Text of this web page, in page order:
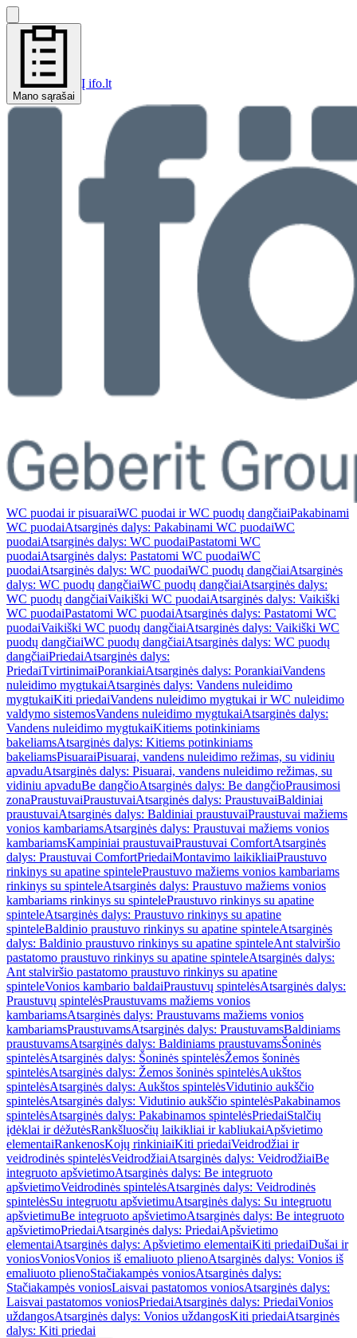
Mano sąrašai
Į ifo.lt
WC puodai ir pisuaraiWC puodai ir WC puodų dangčiaiPakabinami
WC puodaiAtsarginės dalys: Pakabinami WC puodaiWC
puodaiAtsarginės dalys: WC puodaiPastatomi WC
puodaiAtsarginės dalys: Pastatomi WC puodaiWC
puodaiAtsarginės dalys: WC puodaiWC puodų dangčiaiAtsarginės
dalys: WC puodų dangčiaiWC puodų dangčiaiAtsarginės dalys:
WC puodų dangčiaiVaikiški WC puodaiAtsarginės dalys: Vaikiški
WC puodaiPastatomi WC puodaiAtsarginės dalys: Pastatomi WC
puodaiVaikiški WC puodų dangčiaiAtsarginės dalys: Vaikiški WC
puodų dangčiaiWC puodų dangčiaiAtsarginės dalys: WC puodų
dangčiaiPriedaiAtsarginės dalys:
PriedaiTvirtinimaiPorankiaiAtsarginės dalys: PorankiaiVandens
nuleidimo mygtukaiAtsarginės dalys: Vandens nuleidimo
mygtukaiKiti priedaiVandens nuleidimo mygtukai ir WC nuleidimo
valdymo sistemosVandens nuleidimo mygtukaiAtsarginės dalys:
Vandens nuleidimo mygtukaiKitiems potinkiniams
bakeliamsAtsarginės dalys: Kitiems potinkiniams
bakeliamsPisuaraiPisuarai, vandens nuleidimo režimas, su vidiniu
apvaduAtsarginės dalys: Pisuarai, vandens nuleidimo režimas, su
vidiniu apvaduBe dangčioAtsarginės dalys: Be dangčioPrausimosi
zonaPraustuvaiPraustuvaiAtsarginės dalys: PraustuvaiBaldiniai
praustuvaiAtsarginės dalys: Baldiniai praustuvaiPraustuvai mažiems
vonios kambariamsAtsarginės dalys: Praustuvai mažiems vonios
kambariamsKampiniai praustuvaiPraustuvai ComfortAtsarginės
dalys: Praustuvai ComfortPriedaiMontavimo laikikliaiPraustuvo
rinkinys su apatine spintelePraustuvo mažiems vonios kambariams
rinkinys su spinteleAtsarginės dalys: Praustuvo mažiems vonios
kambariams rinkinys su spintelePraustuvo rinkinys su apatine
spinteleAtsarginės dalys: Praustuvo rinkinys su apatine
spinteleBaldinio praustuvo rinkinys su apatine spinteleAtsarginės
dalys: Baldinio praustuvo rinkinys su apatine spinteleAnt stalviršio
pastatomo praustuvo rinkinys su apatine spinteleAtsarginės dalys:
Ant stalviršio pastatomo praustuvo rinkinys su apatine
spinteleVonios kambario baldaiPraustuvų spintelėsAtsarginės dalys:
Praustuvų spintelėsPraustuvams mažiems vonios
kambariamsAtsarginės dalys: Praustuvams mažiems vonios
kambariamsPraustuvamsAtsarginės dalys: PraustuvamsBaldiniams
praustuvamsAtsarginės dalys: Baldiniams praustuvamsŠoninės
spintelėsAtsarginės dalys: Šoninės spintelėsŽemos šoninės
spintelėsAtsarginės dalys: Žemos šoninės spintelėsAukštos
spintelėsAtsarginės dalys: Aukštos spintelėsVidutinio aukščio
spintelėsAtsarginės dalys: Vidutinio aukščio spintelėsPakabinamos
spintelėsAtsarginės dalys: Pakabinamos spintelėsPriedaiStalčių
įdėklai ir dėžutėsRankšluosčių laikikliai ir kabliukaiApšvietimo
elementaiRankenosKojų rinkiniaiKiti priedaiVeidrodžiai ir
veidrodinės spintelėsVeidrodžiaiAtsarginės dalys: VeidrodžiaiBe
integruoto apšvietimoAtsarginės dalys: Be integruoto
apšvietimoVeidrodinės spintelėsAtsarginės dalys: Veidrodinės
spintelėsSu integruotu apšvietimuAtsarginės dalys: Su integruotu
apšvietimuBe integruoto apšvietimoAtsarginės dalys: Be integruoto
apšvietimoPriedaiAtsarginės dalys: PriedaiApšvietimo
elementaiAtsarginės dalys: Apšvietimo elementaiKiti priedaiDušai ir
voniosVoniosVonios iš emaliuoto plienoAtsarginės dalys: Vonios iš
emaliuoto plienoStačiakampės voniosAtsarginės dalys:
Stačiakampės voniosLaisvai pastatomos voniosAtsarginės dalys:
Laisvai pastatomos voniosPriedaiAtsarginės dalys: PriedaiVonios
uždangosAtsarginės dalys: Vonios uždangosKiti priedaiAtsarginės
dalys: Kiti priedai